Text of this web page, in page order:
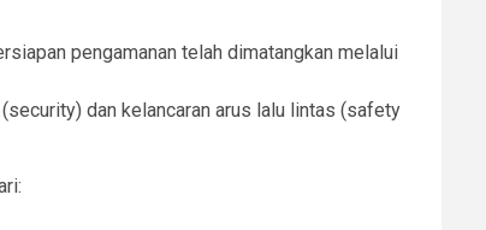
pengamanan telah dimatangkan melalui
dan kelancaran arus lalu lintas (safety